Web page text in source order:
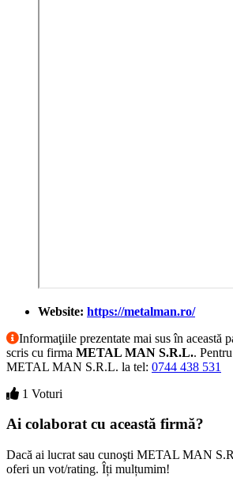
Website: https://metalman.ro/
Informaţiile prezentate mai sus în această
scris cu firma METAL MAN S.R.L..
METAL MAN S.R.L. la tel: 0744 438 531
1 Voturi
Ai colaborat cu această firmă?
Dacă ai lucrat sau cunoşti METAL MAN
oferi un vot/rating. Îți mulțumim!